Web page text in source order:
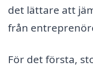
det lättare att
från
För det första,